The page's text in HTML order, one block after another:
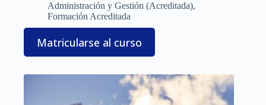
Administración y Gestión (Acreditada),
Formación Acreditada
Matricularse al curso